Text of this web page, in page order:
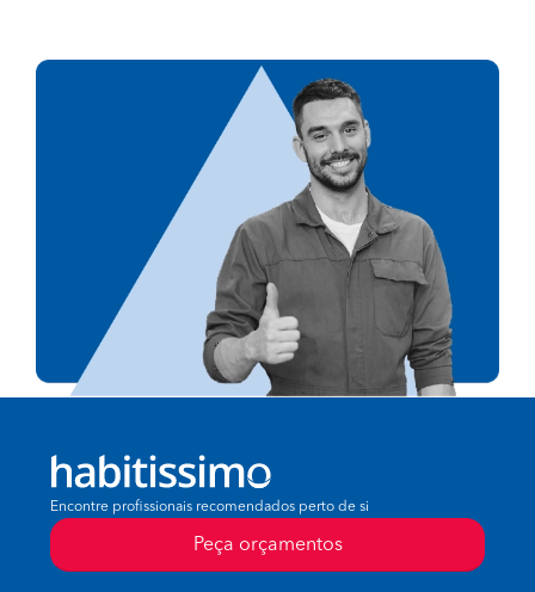
Encontre profissionais recomendados perto de si
Peça orçamentos